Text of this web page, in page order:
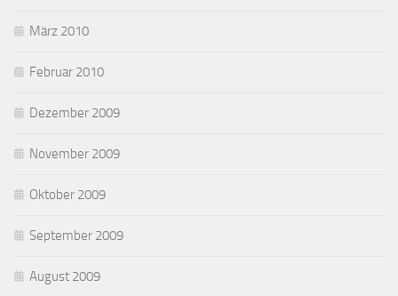
März 2010
Februar 2010
Dezember 2009
November 2009
Oktober 2009
September 2009
August 2009